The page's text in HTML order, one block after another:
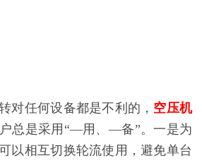
对任何设备都是不利的， 空压机
总是采用“—用、—备”。一是为
以相互切换轮流使用，避免单台